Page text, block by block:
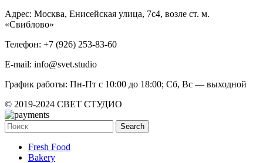
Адрес: Москва, Енисейская улица, 7с4, возле ст. м.
«Свиблово»
Телефон: +7 (926) 253-83-60
E-mail: info@svet.studio
График работы: Пн-Пт с 10:00 до 18:00; Сб, Вс — выходной
© 2019-2024 СВЕТ СТУДИО
Search
Fresh Food
Bakery